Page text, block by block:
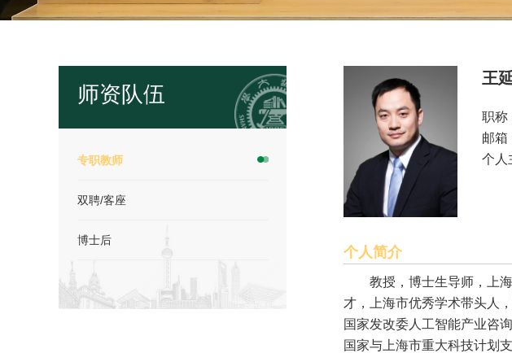
师资队伍
专职教师
双聘/客座
博士后
王
职称
邮箱
个人
个人简介
教授，博士生导师，上
才，上海市优秀学术带头人
国家发改委人工智能产业咨
国家与上海市重大科技计划